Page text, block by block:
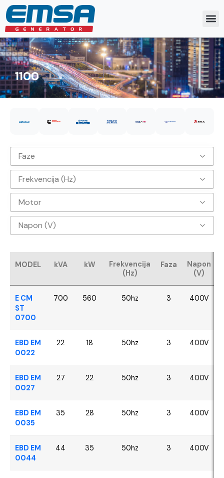
1100
Faze
3
Frekvencija (Hz)
50hz
Motor
Baudouin
CUMMINS
Perkins
VOLVO
YANGDONG
Napon (V)
400V
MODEL kVA kW
Frekvencija
(Hz)
Faza
Napon
(V)
E CM
ST
0700
700 560 50hz 3 400V
EBD EM
0022
22 18 50hz 3 400V
EBD EM
0027
27 22 50hz 3 400V
EBD EM
0035
35 28 50hz 3 400V
EBD EM
0044
44 35 50hz 3 400V